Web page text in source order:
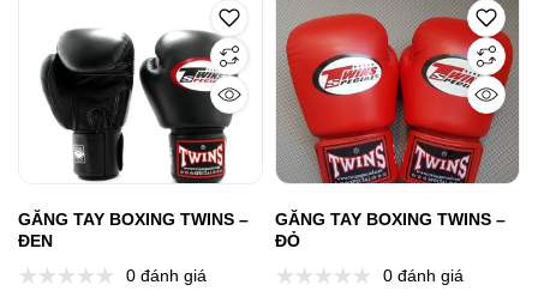
GĂNG TAY BOXING TWINS –
ĐEN
0 đánh giá
GĂNG TAY BOXING TWINS –
ĐỎ
0 đánh giá